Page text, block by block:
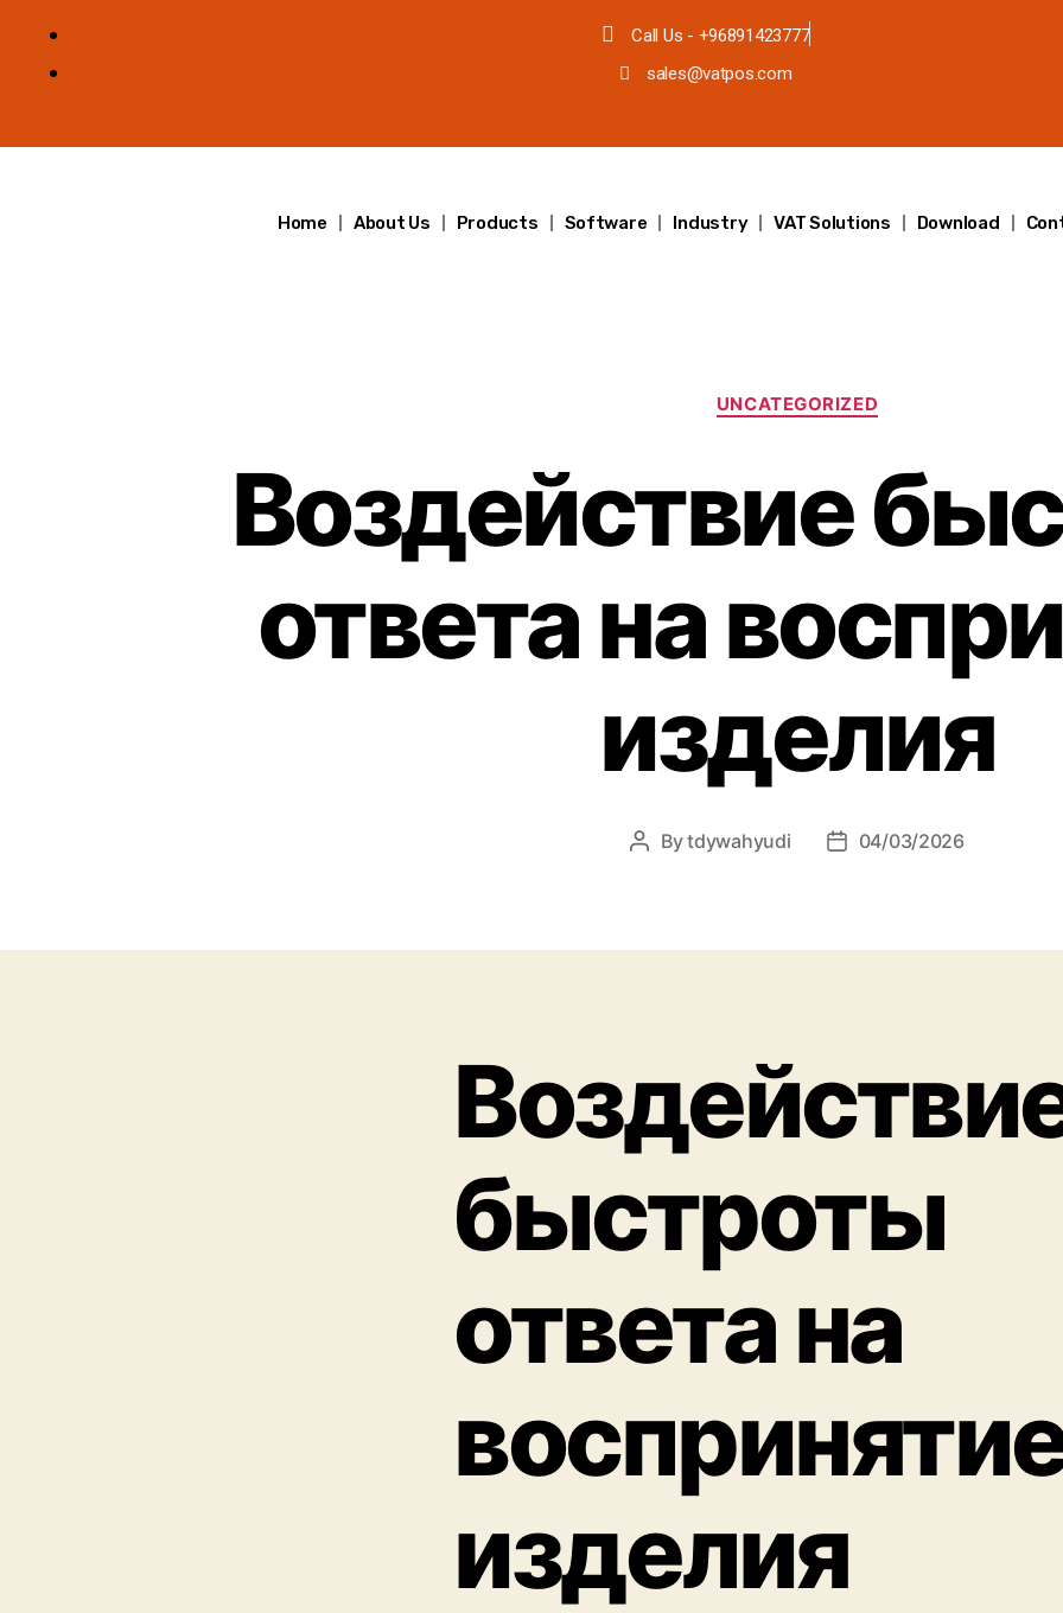
Call Us - +96891423777
sales@vatpos.com
Home About Us Products Software Industry VAT Solutions Download
UNCATEGORIZED
Воздействие
ответа на
изделия
Bytdywahyudi 04/03/2026
быстроты
ответа на
изделия